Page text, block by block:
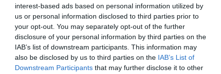
interest-based ads based on personal information utilized by
us or personal information disclosed to third parties prior to
your opt-out. You may separately opt-out of the further
disclosure of your personal information by third parties on the
IAB’s list of downstream participants. This information may
also be disclosed by us to third parties on the IAB’s List of
Downstream Participants that may further disclose it to other
∆ύναµη φρένου20.0kg ~ 28.8kg
Μέγιστη ισχύς ανύψωσης40kg
Ταχύτητα τυλίγµατος (χωρίς φρένο)150m / min
Σχέση τυλίγµατος χειροκίνητου τυλίγµατος1:3
Ρουλεµάν
Τροφοδοσία 12V DC